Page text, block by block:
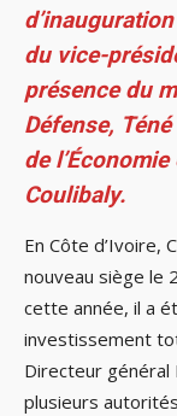
du vice-
présence du
Défense,
de
Coulibaly.
En Côte d’Ivoire,
nouveau siège le
cette année, il a
investissement
Directeur général
plusieurs